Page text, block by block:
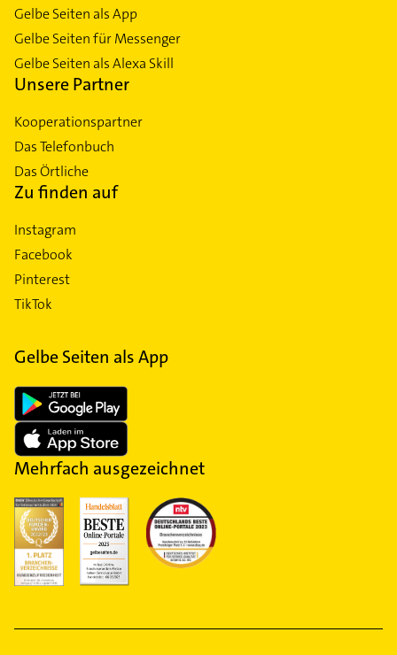
Gelbe Seiten als App
Gelbe Seiten für Messenger
Gelbe Seiten als Alexa Skill
Unsere Partner
Kooperationspartner
Das Telefonbuch
Das Örtliche
Zu finden auf
Instagram
Facebook
Pinterest
TikTok
Gelbe Seiten als App
Mehrfach ausgezeichnet